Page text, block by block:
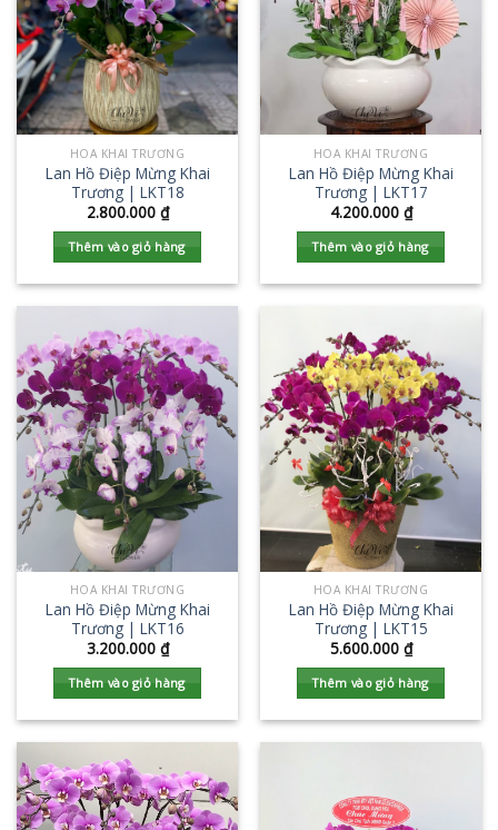
HOA KHAI TRƯƠNG
Lan Hồ Điệp Mừng Khai
Trương | LKT18
2.800.000 ₫
Thêm vào giỏ hàng
HOA KHAI TRƯƠNG
Lan Hồ Điệp Mừng Khai
Trương | LKT17
4.200.000 ₫
Thêm vào giỏ hàng
HOA KHAI TRƯƠNG
Lan Hồ Điệp Mừng Khai
Trương | LKT16
3.200.000 ₫
Thêm vào giỏ hàng
HOA KHAI TRƯƠNG
Lan Hồ Điệp Mừng Khai
Trương | LKT15
5.600.000 ₫
Thêm vào giỏ hàng